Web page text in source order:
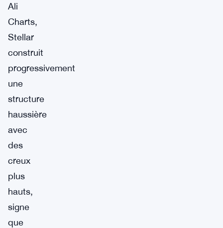
Ali
Charts,
Stellar
construit
progressivement
une
structure
haussière
avec
des
creux
plus
hauts,
signe
que